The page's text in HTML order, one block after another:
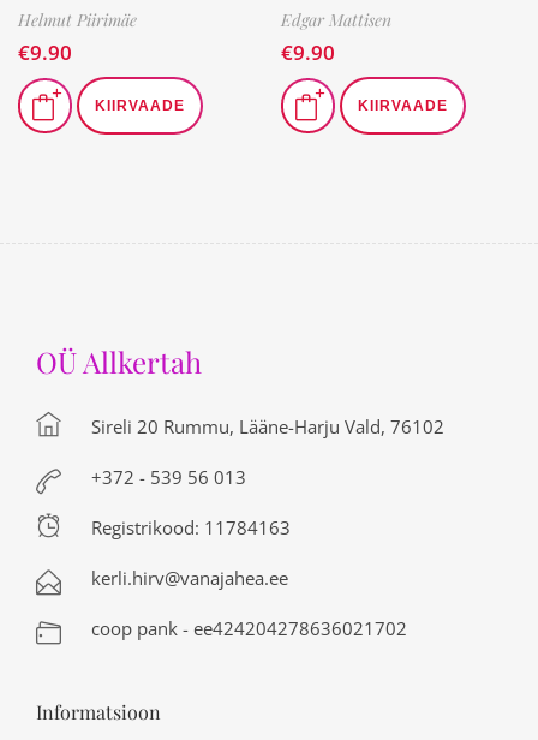
Helmut Piirimäe
€9.90
KIIRVAADE
Edgar Mattisen
€9.90
KIIRVAADE
OÜ Allkertah
Sireli 20 Rummu, Lääne-Harju Vald, 76102
+372 - 539 56 013
Registrikood: 11784163
kerli.hirv@vanajahea.ee
coop pank - ee424204278636021702
Informatsioon